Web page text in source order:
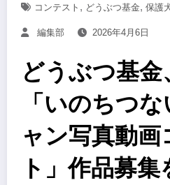
コンテスト , どうぶつ基金, 保護
編集部 2026年4月6日
どうぶつ基金
「いのちつ
ャン写真動画
ト」作品募